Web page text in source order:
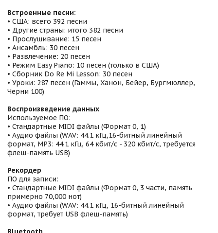
Встроенные песни:
• США: всего 392 песни
• Другие страны: итого 382 песни
• Прослушивание: 15 песен
• Ансамбль: 30 песен
• Развлечение: 20 песен
• Режим Easy Piano: 10 песен (только в США)
• Сборник Do Re Mi Lesson: 30 песен
• Уроки: 287 песен (Гаммы, Ханон, Бейер, Бургмюллер,
Черни 100)
Воспроизведение данных
Используемое ПО:
• Стандартные MIDI файлы (Формат 0, 1)
• Аудио файлы (WAV: 44.1 кГц,16-битный линейный
формат, MP3: 44.1 кГц, 64 кбит/с - 320 кбит/с, требуется
флеш-память USB)
Рекордер
ПО для записи:
• Стандартные MIDI файлы (Формат 0, 3 части, память
примерно 70,000 нот)
• Аудио файлы (WAV: 44.1 кГц, 16-битный линейный
формат, требует USB флеш-память)